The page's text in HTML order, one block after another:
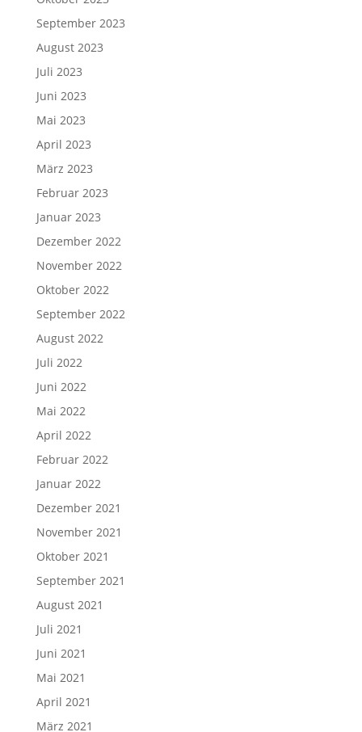
September 2023
August 2023
Juli 2023
Juni 2023
Mai 2023
April 2023
März 2023
Februar 2023
Januar 2023
Dezember 2022
November 2022
Oktober 2022
September 2022
August 2022
Juli 2022
Juni 2022
Mai 2022
April 2022
Februar 2022
Januar 2022
Dezember 2021
November 2021
Oktober 2021
September 2021
August 2021
Juli 2021
Juni 2021
Mai 2021
April 2021
März 2021